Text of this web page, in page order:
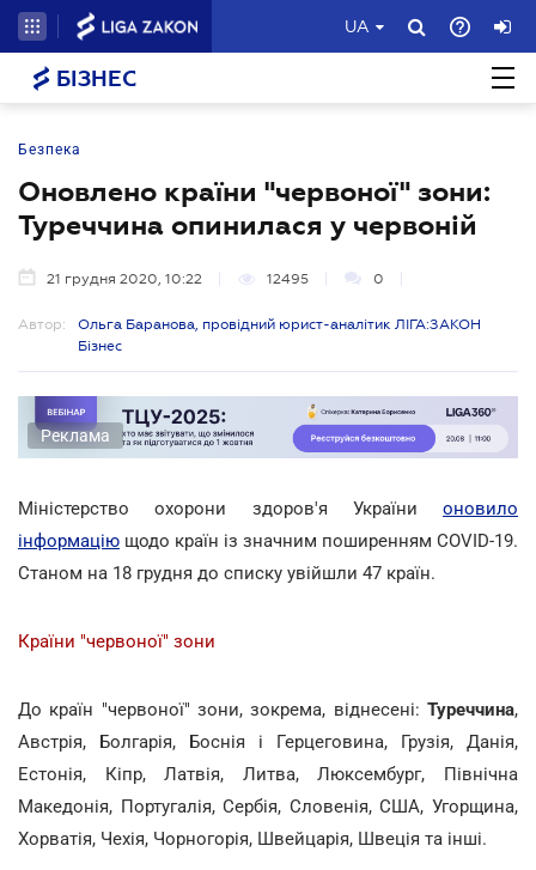
UA
БІЗНЕС
Безпека
Оновлено країни "червоної" зони:
Туреччина опинилася у червоній
21 грудня 2020, 10:22 12495 0
Автор:
Ольга Баранова, провідний юрист-аналітик ЛІГА:ЗАКОН
Бізнес
Реклама
Міністерство охорони здоров'я України оновило
інформацію щодо країн із значним поширенням COVID-19.
Станом на 18 грудня до списку увійшли 47 країн.
Країни "червоної" зони
До країн "червоної" зони, зокрема, віднесені: Туреччина,
Австрія, Болгарія, Боснія і Герцеговина, Грузія, Данія,
Естонія, Кіпр, Латвія, Литва, Люксембург, Північна
Македонія, Португалія, Сербія, Словенія, США, Угорщина,
Хорватія, Чехія, Чорногорія, Швейцарія, Швеція та інші.